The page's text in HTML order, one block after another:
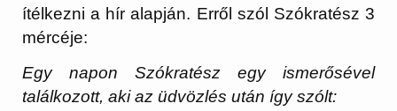
ítélkezni a hír alapján. Erről szól Szókratész 3
mércéje:
Egy napon Szókratész egy ismerősével
találkozott, aki az üdvözlés után így szólt: